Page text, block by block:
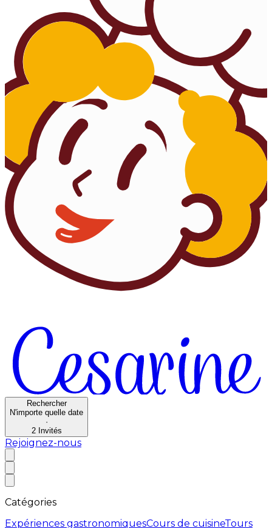
Rechercher
N'importe quelle date
·
2 Invités
Rejoignez-nous
Catégories
Expériences gastronomiquesCours de cuisineTours